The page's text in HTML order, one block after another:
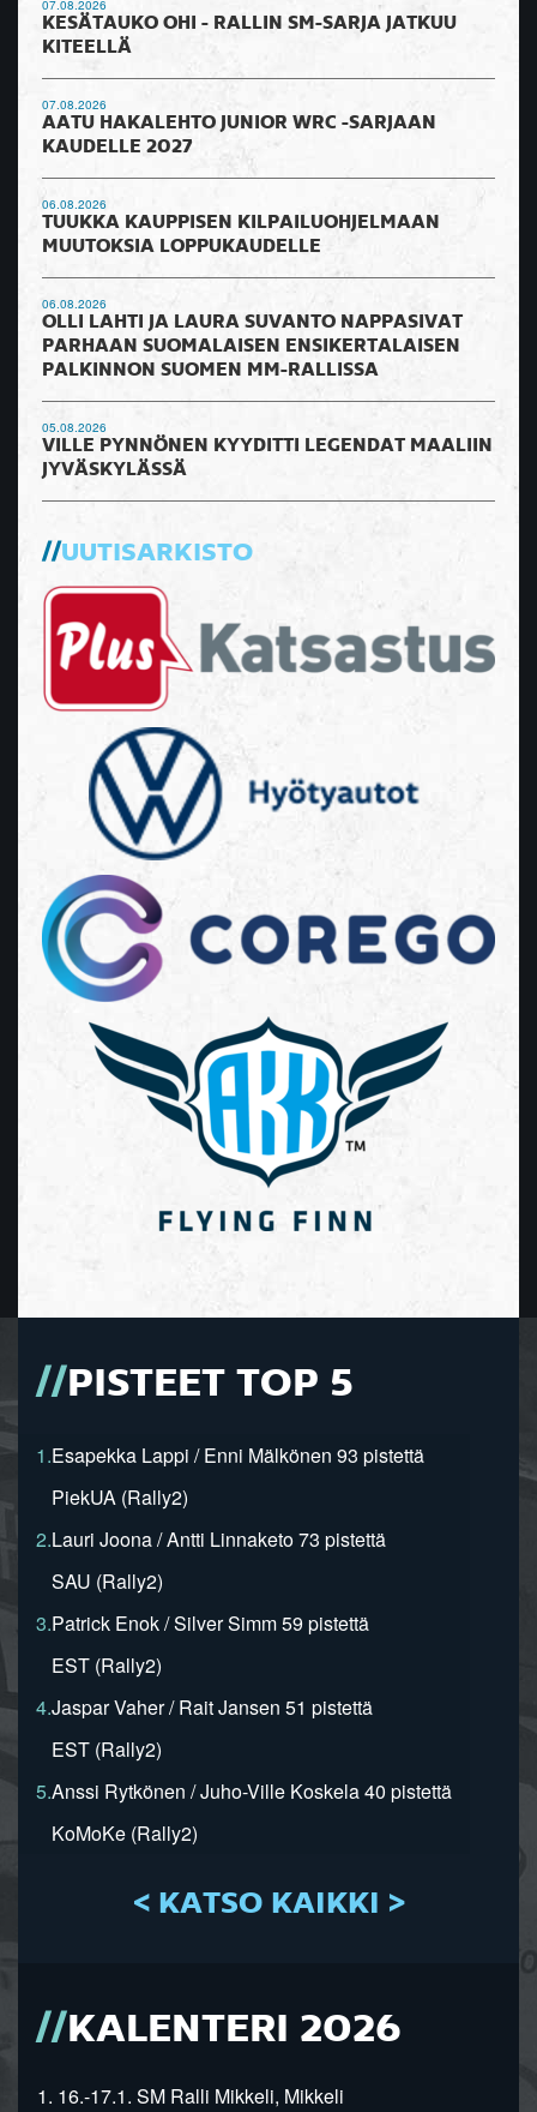
07.08.2026
KESÄTAUKO OHI - RALLIN SM-SARJA JATKUU
KITEELLÄ
07.08.2026
AATU HAKALEHTO JUNIOR WRC -SARJAAN
KAUDELLE 2027
06.08.2026
TUUKKA KAUPPISEN KILPAILUOHJELMAAN
MUUTOKSIA LOPPUKAUDELLE
06.08.2026
OLLI LAHTI JA LAURA SUVANTO NAPPASIVAT
PARHAAN SUOMALAISEN ENSIKERTALAISEN
PALKINNON SUOMEN MM-RALLISSA
05.08.2026
VILLE PYNNÖNEN KYYDITTI LEGENDAT MAALIIN
JYVÄSKYLÄSSÄ
UUTISARKISTO
PISTEET TOP 5
1.Esapekka Lappi / Enni Mälkönen 93 pistettä
PiekUA (Rally2)
2.Lauri Joona / Antti Linnaketo 73 pistettä
SAU (Rally2)
3.Patrick Enok / Silver Simm 59 pistettä
EST (Rally2)
4.Jaspar Vaher / Rait Jansen 51 pistettä
EST (Rally2)
5.Anssi Rytkönen / Juho-Ville Koskela 40 pistettä
KoMoKe (Rally2)
< KATSO KAIKKI >
KALENTERI 2026
1. 16.-17.1. SM Ralli Mikkeli, Mikkeli